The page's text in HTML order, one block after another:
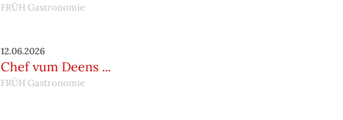
FRÜH Gastronomie
12.06.2026
Chef vum Deens ...
FRÜH Gastronomie